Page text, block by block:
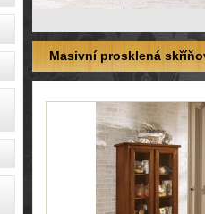
Masivní prosklená